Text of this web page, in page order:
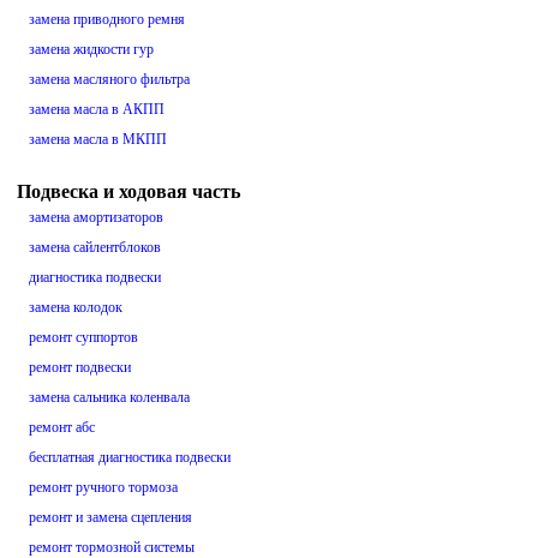
замена приводного ремня
замена жидкости гур
замена масляного фильтра
замена масла в АКПП
замена масла в МКПП
Подвеска и ходовая часть
замена амортизаторов
замена сайлентблоков
диагностика подвески
замена колодок
ремонт суппортов
ремонт подвески
замена сальника коленвала
ремонт абс
бесплатная диагностика подвески
ремонт ручного тормоза
ремонт и замена сцепления
ремонт тормозной системы